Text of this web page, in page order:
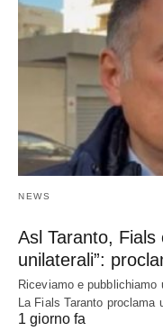
NEWS
Asl Taranto, Fials
unilaterali”:
Riceviamo e
La Fials Taranto
1 giorno fa